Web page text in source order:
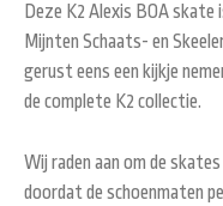
Deze K2 Alexis BOA
Mijnten Schaats- en
gerust eens een kijkje
de complete K2 collectie.
Wij raden aan om de
doordat de schoenmaten